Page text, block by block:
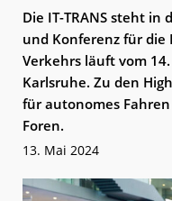
Die IT-TRANS steht in
und Konferenz für
Verkehrs läuft vom
Karlsruhe. Zu den
für autonomes
Foren.
13. Mai 2024